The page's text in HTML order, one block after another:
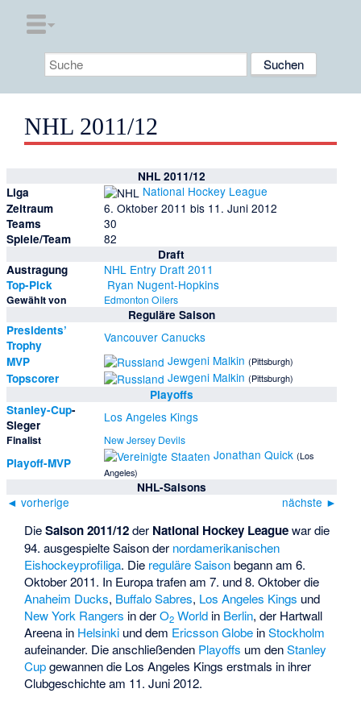
NHL 2011/12
NHL 2011/12
Liga
National Hockey League
Zeitraum 6. Oktober 2011 bis 11. Juni 2012
Teams 30
Spiele/Team 82
Draft
Austragung
NHL Entry Draft 2011
Top-Pick Ryan Nugent-Hopkins
Gewählt von Edmonton Oilers
Reguläre Saison
Presidents’
Trophy
Vancouver Canucks
MVP Jewgeni Malkin (Pittsburgh)
Topscorer Jewgeni Malkin (Pittsburgh)
Playoffs
Stanley-Cup-
Sieger
Los Angeles Kings
Finalist New Jersey Devils
Playoff-MVP
Jonathan Quick (Los
Angeles)
NHL-Saisons
◄ vorherige nächste ►
DieSaison 2011/12der National Hockey Leaguewar die
94. ausgespielte Saison der nordamerikanischen
Eishockeyprofiliga. Die reguläre Saisonbegann am 6.
Oktober 2011. In Europa trafen am 7. und 8. Oktober die
Anaheim Ducks, Buffalo Sabres, Los Angeles Kings und
New York Rangers in derO2 World in Berlin, der Hartwall
Areena in Helsinki und dem Ericsson Globe inStockholm
aufeinander. Die anschließenden Playoffs um denStanley
Cupgewannen die Los Angeles Kings erstmals in ihrer
Clubgeschichte am 11. Juni 2012.